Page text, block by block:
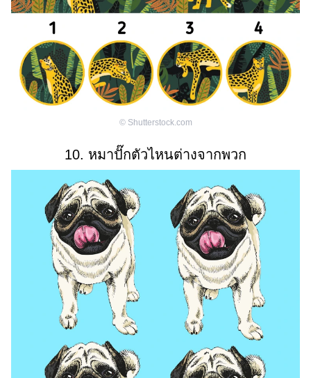
© Shutterstock.com
10. หมาปั๊กตัวไหนต่างจากพวก